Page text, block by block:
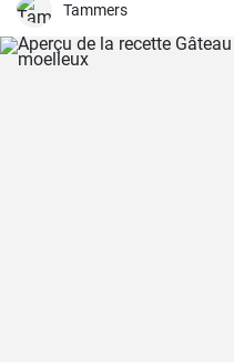
Tammers